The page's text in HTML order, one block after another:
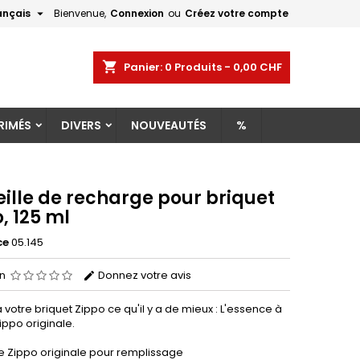
Bienvenue, Connexion ou Créez votre compte

shopping_cart Panier: 0 Produits - 0,00 CHF
DIVERS NOUVEAUTÉS %
de recharge pour briquet
125 ml
05.145
Donnez votre avis
votre briquet Zippo ce qu'il y a de mieux : L'essence à
originale.
Zippo originale pour remplissage